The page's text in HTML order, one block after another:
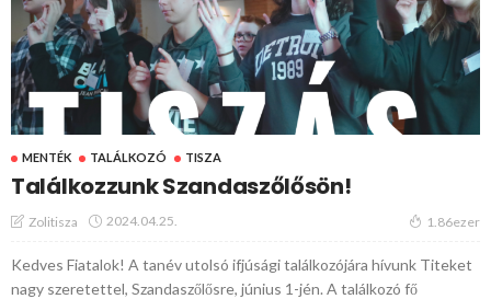
MENTÉK TALÁLKOZÓ TISZA
Találkozzunk Szandaszőlősön!
Zolitisza 2024.04.25. 1.86ezer
Kedves Fiatalok! A tanév utolsó ifjúsági találkozójára hívunk Titeket
nagy szeretettel, Szandaszőlősre, június 1-jén. A találkozó fő